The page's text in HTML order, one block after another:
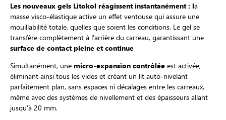
Les nouveaux gels Litokol réagissent instantanément : la
masse visco-élastique active un effet ventouse qui assure une
mouillabilité totale, quelles que soient les conditions. Le gel se
transfère complètement à l'arrière du carreau, garantissant une
surface de contact pleine et continue
Simultanément, une micro-expansion contrôlée est activée,
éliminant ainsi tous les vides et créant un lit auto-nivelant
parfaitement plan, sans espaces ni décalages entre les carreaux,
même avec des systèmes de nivellement et des épaisseurs allant
jusqu'à 20 mm.